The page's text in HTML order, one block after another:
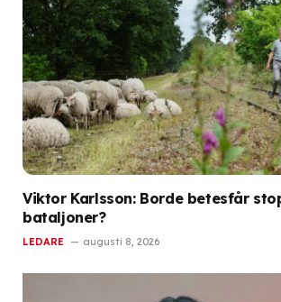
Viktor Karlsson: Borde betesfår
bataljoner?
LEDARE augusti 8, 2026